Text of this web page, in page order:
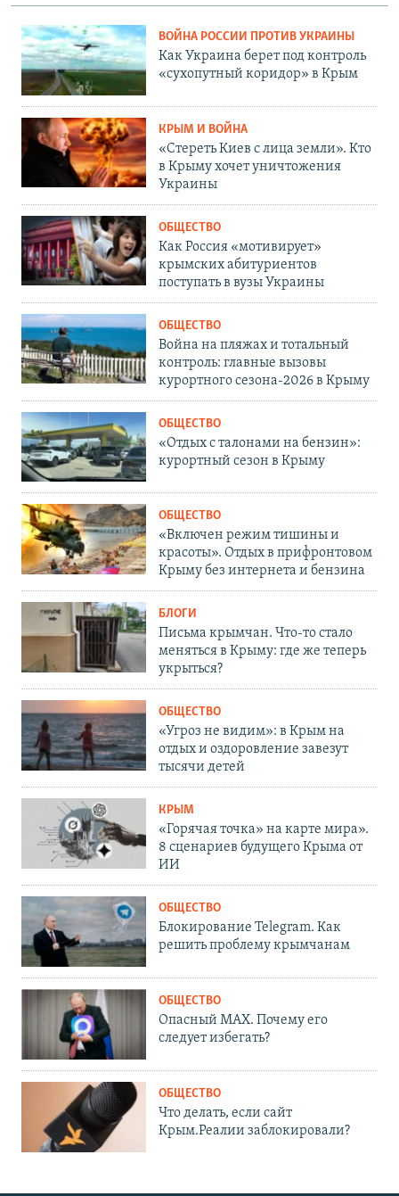
ВОЙНА РОССИИ ПРОТИВ УКРАИНЫ
Как Украина берет под контроль
«сухопутный коридор» в Крым
КРЫМ И ВОЙНА
«Стереть Киев с лица земли». Кто
в Крыму хочет уничтожения
Украины
ОБЩЕСТВО
Как Россия «мотивирует»
крымских абитуриентов
поступать в вузы Украины
ОБЩЕСТВО
Война на пляжах и тотальный
контроль: главные вызовы
курортного сезона-2026 в Крыму
ОБЩЕСТВО
«Отдых с талонами на бензин»:
курортный сезон в Крыму
ОБЩЕСТВО
«Включен режим тишины и
красоты». Отдых в прифронтовом
Крыму без интернета и бензина
БЛОГИ
Письма крымчан. Что-то стало
меняться в Крыму: где же теперь
укрыться?
ОБЩЕСТВО
«Угроз не видим»: в Крым на
отдых и оздоровление завезут
тысячи детей
КРЫМ
«Горячая точка» на карте мира».
8 сценариев будущего Крыма от
ИИ
ОБЩЕСТВО
Блокирование Telegram. Как
решить проблему крымчанам
ОБЩЕСТВО
Опасный MAX. Почему его
следует избегать?
ОБЩЕСТВО
Что делать, если сайт
Крым.Реалии заблокировали?